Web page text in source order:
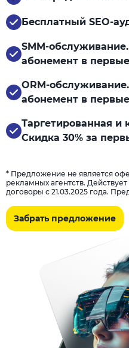
Бесплатный SEO-
SMM-
абонемент в
ORM-
абонемент в
Таргетированная и
Скидка 30% за
* Предложение не является
рекламных агентств.
договоры с 21.03.2025 года.
Забрать предложение